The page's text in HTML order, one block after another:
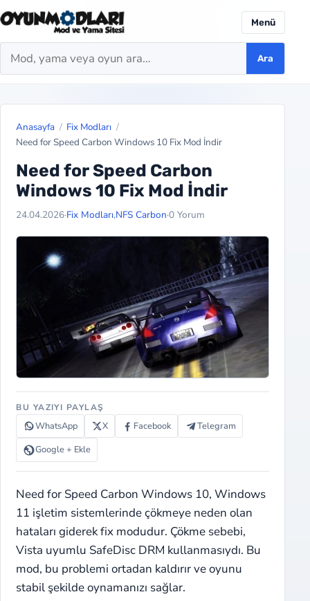
Ara Ara
Menü
Anasayfa
Fix Modları
Need for Speed Carbon Windows 10 Fix Mod İndir
Need for Speed Carbon
Windows 10 Fix Mod İndir
24.04.2026·Fix Modları,NFS Carbon·0 Yorum
BU YAZIYI PAYLAŞ
WhatsApp X Facebook
Telegram
Google + Ekle
Need for Speed Carbon Windows 10, Windows
11 işletim sistemlerinde çökmeye neden olan
hataları giderek fix modudur. Çökme sebebi,
Vista uyumlu SafeDisc DRM kullanmasıydı. Bu
mod, bu problemi ortadan kaldırır ve oyunu
stabil şekilde oynamanızı sağlar.